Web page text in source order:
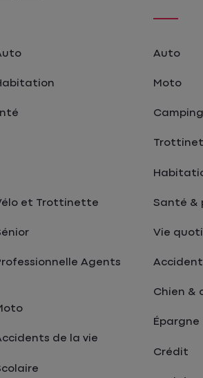
et Trottinette
Agents
de la vie
Auto
Moto
Santé &
Vie
Chien &
Épargne
Crédit